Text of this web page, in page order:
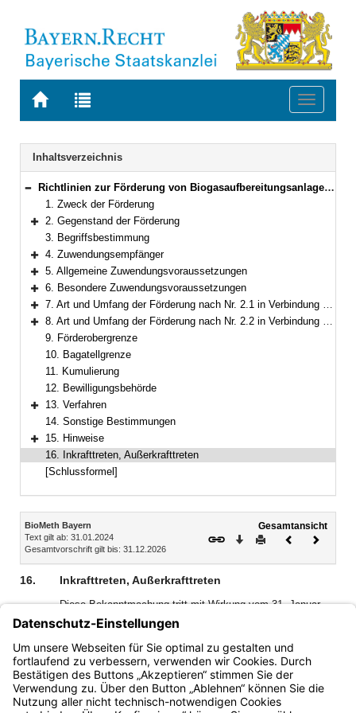
Zur
BAYERN.RECHT
Zur
letzten
Suche
Toggle
Navigation
Inhaltsverzeichnis
Bereich reduzieren
Richtlinien zur Förderung von Biogasaufbereitungsanlagen zur Stärkung des Klimaschutzes und der Versorgungssicherheit in Bayern
1. Zweck der Förderung
Bereich erweitern
2. Gegenstand der Förderung
3. Begriffsbestimmung
Bereich erweitern
4. Zuwendungsempfänger
Bereich erweitern
5. Allgemeine Zuwendungsvoraussetzungen
Bereich erweitern
6. Besondere Zuwendungsvoraussetzungen
Bereich erweitern
7. Art und Umfang der Förderung nach Nr. 2.1 in Verbindung mit Nr. 3 (Biogasaufbereitungsanlagen)
Bereich erweitern
8. Art und Umfang der Förderung nach Nr. 2.2 in Verbindung mit Nr. 3 (Biogas- bzw. Biomethanleitungen)
9. Förderobergrenze
10. Bagatellgrenze
11. Kumulierung
12. Bewilligungsbehörde
Bereich erweitern
13. Verfahren
14. Sonstige Bestimmungen
Bereich erweitern
15. Hinweise
16. Inkrafttreten, Außerkrafttreten
[Schlussformel]
Inhalt
BioMeth Bayern
Text gilt ab: 31.01.2024
Gesamtvorschrift gilt bis: 31.12.2026
Gesamtansicht
Download
DruckenVorheriges
16. Inkrafttreten, Außerkrafttreten
Diese Bekanntmachung tritt mit Wirkung vom 31. Januar
2024 in Kraft und tritt, sofern nicht aufgrund einer Änderung
der AGVO oder der De-minimis-Verordnung eine frühere
Anpassung geboten ist, mit Ablauf des 31. Dezember 2026
außer Kraft.